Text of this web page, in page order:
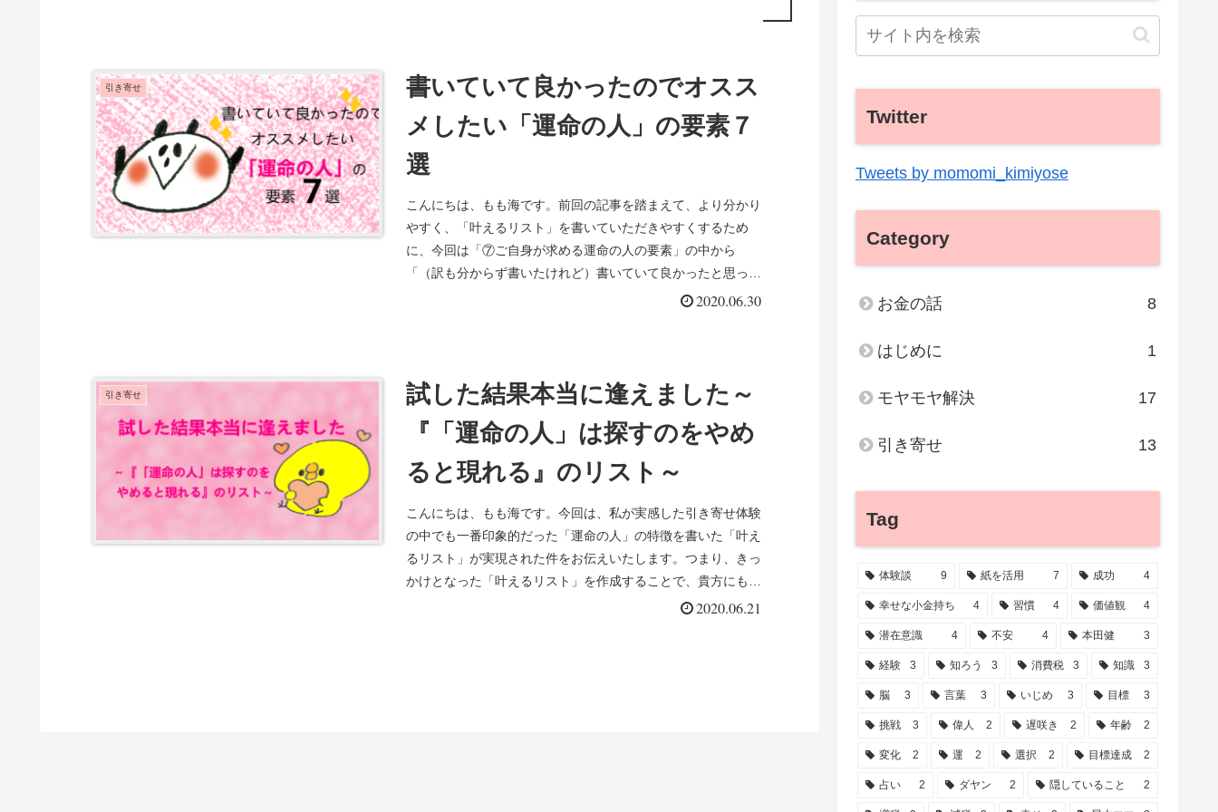
引き寄せ
書いていて良かったのでオスス
メしたい「運命の人」の要素７
選
こんにちは、もも海です。前回の記事を踏まえて、より分かり
やすく、「叶えるリスト」を書いていただきやすくするため
に、今回は「⑦ご自身が求める運命の人の要素」の中から
「（訳も分からず書いたけれど）書いていて良かったと思った
2020.06.30
引き寄せ
試した結果本当に逢えました～
『「運命の人」は探すのをやめ
ると現れる』のリスト～
こんにちは、もも海です。今回は、私が実感した引き寄せ体験
の中でも一番印象的だった「運命の人」の特徴を書いた「叶え
るリスト」が実現された件をお伝えいたします。つまり、きっ
かけとなった「叶えるリスト」を作成することで、貴方にも私
2020.06.21
Twitter
Tweets by momomi_kimiyose
Category
お金の話 8
はじめに 1
モヤモヤ解決 17
引き寄せ 13
Tag
体験談 9 紙を活用 7 成功 4
幸せな小金持ち 4 習慣 4 価値観 4
潜在意識 4 不安 4 本田健 3
経験 3 知ろう 3 消費税 3 知識 3
脳 3 言葉 3 いじめ 3 目標 3
挑戦 3 偉人 2 遅咲き 2 年齢 2
変化 2 運 2 選択 2 目標達成 2
占い 2 ダヤン 2 隠していること 2